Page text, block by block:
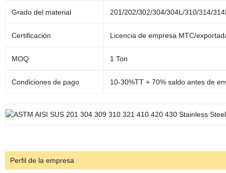
Grado del material 201/202/302/304/304L/310/314/
Certificación Licencia de empresa MTC/
MOQ 1 Ton
Condiciones de pago 10-30%TT + 70% saldo antes de
Perfil de la empresa